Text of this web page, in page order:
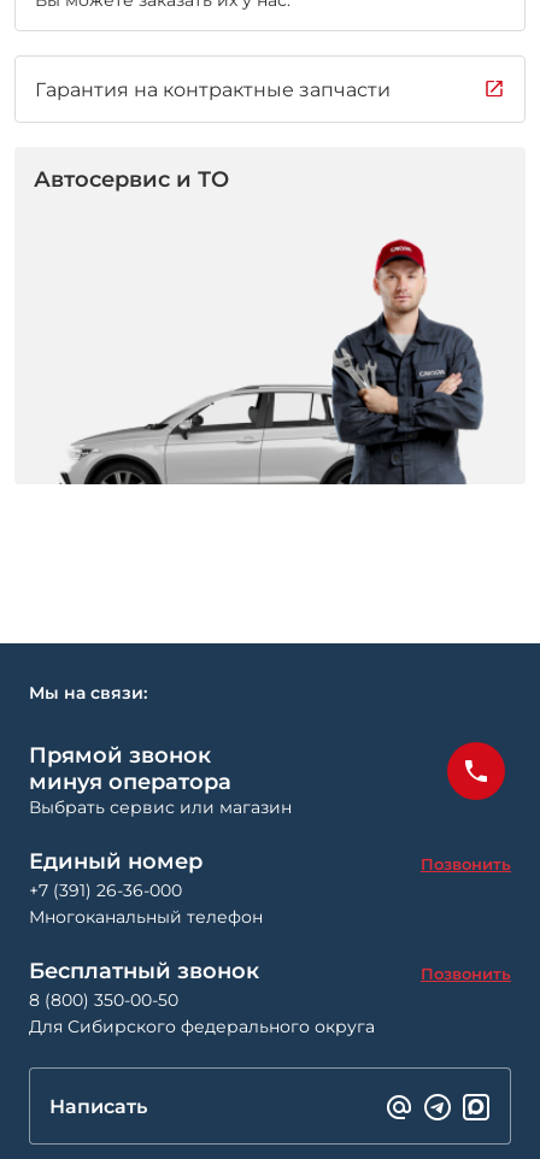
Гарантия на контрактные запчасти
Автосервис и ТО
Мы на связи:
Прямой звонок
минуя оператора
Выбрать сервис или магазин
Единый номер Позвонить
+7 (391) 26-36-000
Многоканальный телефон
Бесплатный звонок Позвонить
8 (800) 350-00-50
Для Сибирского федерального округа
Написать